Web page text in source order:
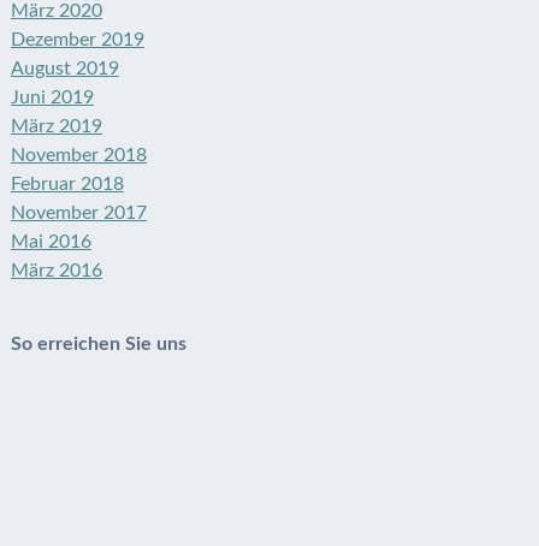
März 2020
Dezember 2019
August 2019
Juni 2019
März 2019
November 2018
Februar 2018
November 2017
Mai 2016
März 2016
So erreichen Sie uns